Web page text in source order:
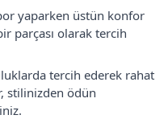
yaparken üstün konfor
parçası olarak tercih
tercih ederek rahat
stilinizden ödün